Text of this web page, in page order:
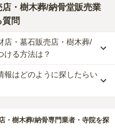
・樹木葬/納骨堂販売業
問
店・墓石販売店・樹木葬/
ける方法は？
けるには、まず供養方法を決める
すべき業者が変わってくるからで
い場合は「石材店」や「墓石販売
は、樹木葬や納骨堂を取り扱っ
報はどのように探したらい
）」などの情報を収集する事が大
・樹木葬/納骨専門業者・寺院を探